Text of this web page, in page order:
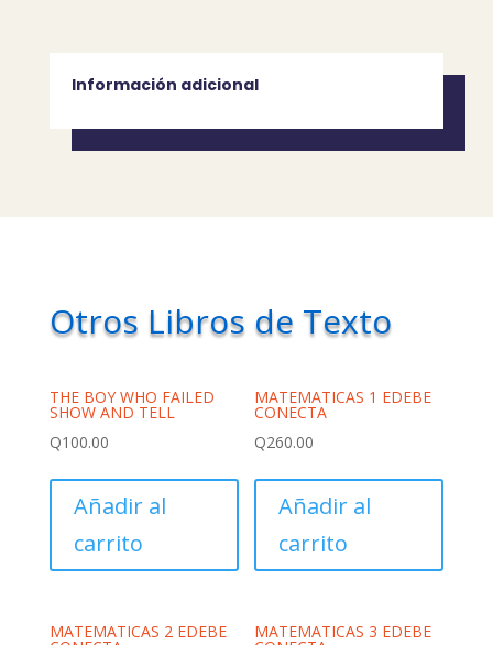
Información adicional
Otros Libros de Texto
THE BOY WHO FAILED
SHOW AND TELL
Q100.00
Añadir al
carrito
MATEMATICAS 1 EDEBE
CONECTA
Q260.00
Añadir al
carrito
MATEMATICAS 2 EDEBE MATEMATICAS 3 EDEBE